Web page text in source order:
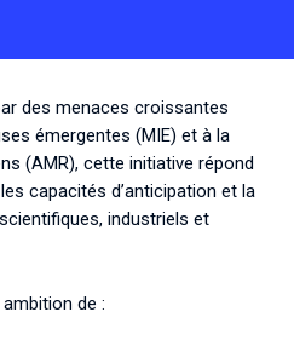
des menaces croissantes
émergentes (MIE) et à la
(AMR), cette initiative répond
capacités d’anticipation et la
industriels et
de :